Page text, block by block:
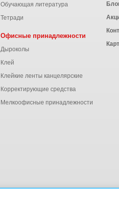
Обучающая литература
Тетради
Офисные принадлежности
Дыроколы
Клей
Клейкие ленты канцелярские
Корректирующие средства
Мелкоофисные принадлежности